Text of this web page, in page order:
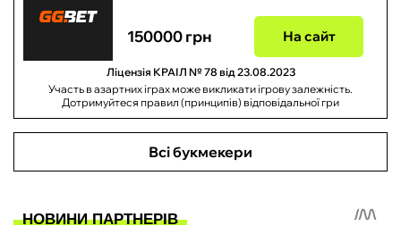
150000 грн На сайт
Ліцензія КРАІЛ № 78 від 23.08.2023
Участь в азартних іграх може викликати ігрову залежність.
Дотримуйтеся правил (принципів) відповідальної гри
Всі букмекери